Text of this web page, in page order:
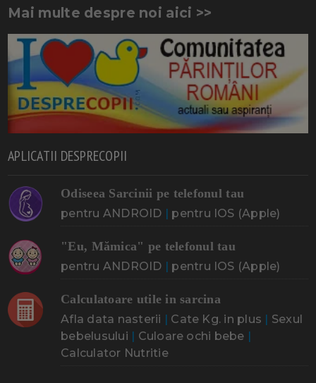
Mai multe despre noi aici >>
APLICATII DESPRECOPII
Odiseea Sarcinii pe telefonul tau
pentru ANDROID | pentru IOS (Apple)
"Eu, Mămica" pe telefonul tau
pentru ANDROID | pentru IOS (Apple)
Calculatoare utile in sarcina
Afla data nasterii | Cate Kg. in plus | Sexul
bebelusului | Culoare ochi bebe |
Calculator Nutritie